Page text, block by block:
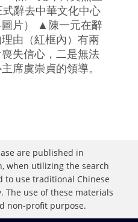
辭去中華文化中心
片） ▲陳一元在辭
由（紅框內）有兩
失信心，二是無法
席虞崇貞的領導。
are published in
when utilizing the search
to use traditional Chinese
The use of these materials
non-profit purpose.